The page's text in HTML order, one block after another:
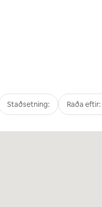
Staðsetning: Raða eftir: